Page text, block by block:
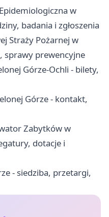
w
badania i zgłoszenia
Straży Pożarnej w
sprawy prewencyjne
Górze-Ochli - bilety,
Górze - kontakt,
Zabytków w
dotacje i
- siedziba, przetargi,